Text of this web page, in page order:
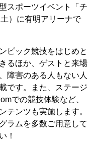
スポーツイベント「チ
）に有明アリーナで
ピック競技をはじめと
るほか、ゲストと来場
障害のある人もない人
です。また、ステージ
での競技体験など、
テンツも実施します。
ラムを多数ご用意して
！